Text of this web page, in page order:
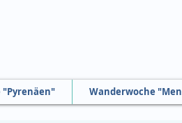
"Pyrenäen" Wanderwoche